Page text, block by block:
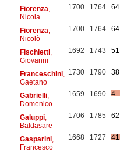
Fiorenza
Nicola
1700 1764 64
Fiorenza
Nicolò
1700 1764 64
Fischietti,
Giovanni
1692 1743 51
Franceschini,
Gaetano
1730 1790 38
Gabrielli,
Domenico
1659 1690 4
Galuppi,
Baldasare
1706 1785 62
Gasparini,
Francesco
1668 1727 41